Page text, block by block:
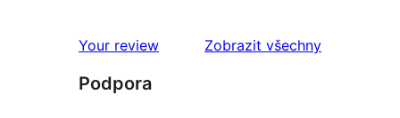
hodnocení
Your review
Zobrazit všechny
Podpora